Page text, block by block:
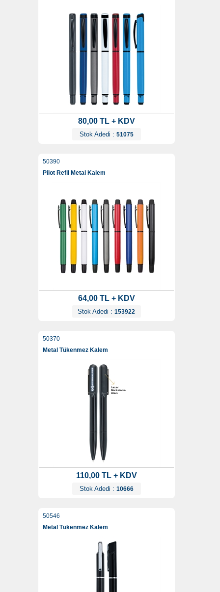
80,00 TL + KDV
Stok Adedi : 51075
50390
Pilot Refil Metal Kalem
64,00 TL + KDV
Stok Adedi : 153922
50370
Metal Tükenmez Kalem
110,00 TL + KDV
Stok Adedi : 10666
50546
Metal Tükenmez Kalem